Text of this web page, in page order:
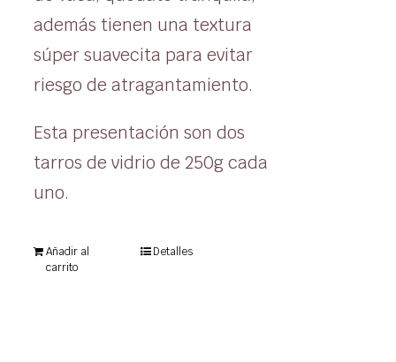
además tienen una textura
súper suavecita para evitar
riesgo de atragantamiento.
Esta presentación son dos
tarros de vidrio de 250g cada
uno.
Añadir al
carrito
Detalles